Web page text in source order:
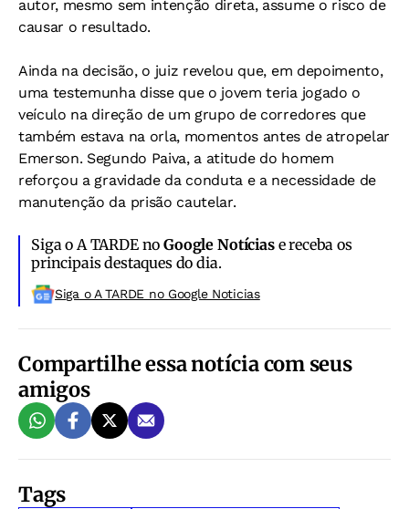
autor, mesmo sem intenção direta, assume o risco de
causar o resultado.
Ainda na decisão, o juiz revelou que, em depoimento,
uma testemunha disse que o jovem teria jogado o
veículo na direção de um grupo de corredores que
também estava na orla, momentos antes de atropelar
Emerson. Segundo Paiva, a atitude do homem
reforçou a gravidade da conduta e a necessidade de
manutenção da prisão cautelar.
Siga o A TARDE noGoogle Notíciase receba os
principais destaques do dia.
Siga o A TARDE no Google Noticias
Compartilhe essa notícia com seus
amigos
Tags